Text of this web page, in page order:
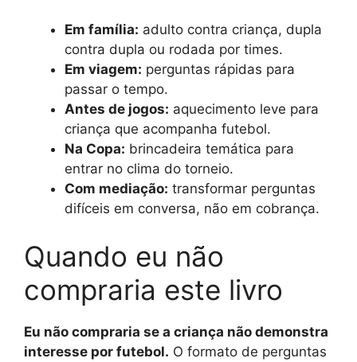
Em família: adulto contra criança, dupla
contra dupla ou rodada por times.
Em viagem: perguntas rápidas para
passar o tempo.
Antes de jogos: aquecimento leve para
criança que acompanha futebol.
Na Copa: brincadeira temática para
entrar no clima do torneio.
Com mediação: transformar perguntas
difíceis em conversa, não em cobrança.
Quando eu não
compraria este livro
Eu não compraria se a criança não demonstra
interesse por futebol. O formato de perguntas